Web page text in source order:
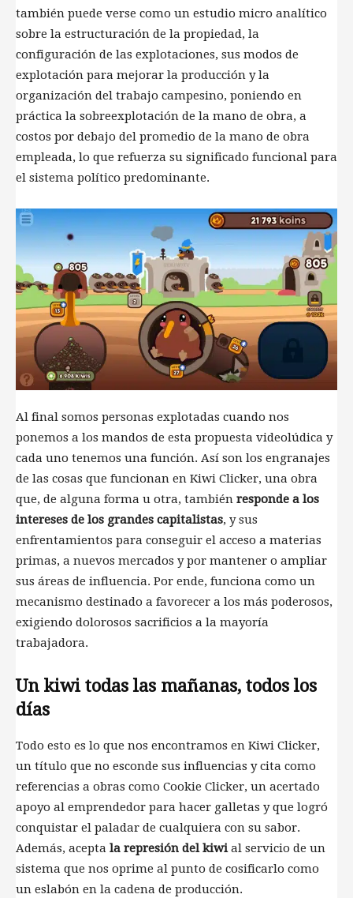
también puede verse como un estudio micro analítico
sobre la estructuración de la propiedad, la
configuración de las explotaciones, sus modos de
explotación para mejorar la producción y la
organización del trabajo campesino, poniendo en
práctica la sobreexplotación de la mano de obra, a
costos por debajo del promedio de la mano de obra
empleada, lo que refuerza su significado funcional para
el sistema político predominante.
Al final somos personas explotadas cuando nos
ponemos a los mandos de esta propuesta videolúdica y
cada uno tenemos una función. Así son los engranajes
de las cosas que funcionan en Kiwi Clicker, una obra
que, de alguna forma u otra, también responde a los
intereses de los grandes capitalistas, y sus
enfrentamientos para conseguir el acceso a materias
primas, a nuevos mercados y por mantener o ampliar
sus áreas de influencia. Por ende, funciona como un
mecanismo destinado a favorecer a los más poderosos,
exigiendo dolorosos sacrificios a la mayoría
trabajadora.
Un kiwi todas las mañanas, todos los
días
Todo esto es lo que nos encontramos en Kiwi Clicker,
un título que no esconde sus influencias y cita como
referencias a obras como Cookie Clicker, un acertado
apoyo al emprendedor para hacer galletas y que logró
conquistar el paladar de cualquiera con su sabor.
Además, acepta la represión del kiwial servicio de un
sistema que nos oprime al punto de cosificarlo como
un eslabón en la cadena de producción.